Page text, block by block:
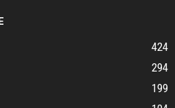
424
294
199